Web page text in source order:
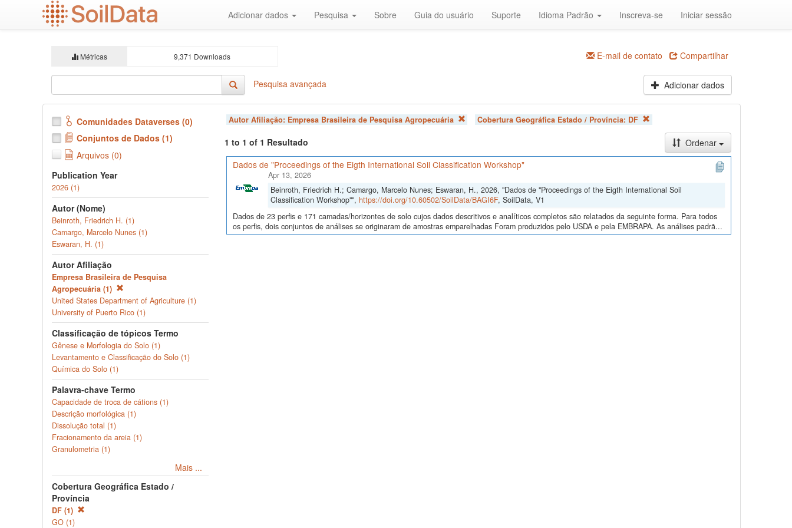
Adicionar dados Pesquisa Sobre Guia do usuário Suporte Idioma Padrão Inscreva-se Iniciar sessão
Métricas 9,371 Downloads E-mail de contato Compartilhar
Pesquisa avançada Adicionar dados
Comunidades Dataverses (0)
Conjuntos de Dados (1)
Arquivos (0)
Publication Year
2026 (1)
Autor (Nome)
Beinroth, Friedrich H. (1)
Camargo, Marcelo Nunes (1)
Eswaran, H. (1)
Autor Afiliação
Empresa Brasileira de Pesquisa
Agropecuária (1)
United States Department of Agriculture (1)
University of Puerto Rico (1)
Classificação de tópicos Termo
Gênese e Morfologia do Solo (1)
Levantamento e Classificação do Solo (1)
Química do Solo (1)
Palavra-chave Termo
Capacidade de troca de cátions (1)
Descrição morfológica (1)
Dissolução total (1)
Fracionamento da areia (1)
Granulometria (1)
Mais ...
Cobertura Geográfica Estado /
Província
DF (1)
GO (1)
Autor Afiliação: Empresa Brasileira de Pesquisa Agropecuária Cobertura Geográfica Estado / Província: DF
1 to 1 of 1 Resultado
Ordenar
Dados de "Proceedings of the Eigth International Soil Classification Workshop"
Apr 13, 2026
Beinroth, Friedrich H.; Camargo, Marcelo Nunes; Eswaran, H., 2026, "Dados de "Proceedings of the Eigth International Soil
Classification Workshop"", https://doi.org/10.60502/SoilData/BAGI6F, SoilData, V1
Dados de 23 perfis e 171 camadas/horizontes de solo cujos dados descritivos e analíticos completos são relatados da seguinte forma. Para todos
os perfis, dois conjuntos de análises se originaram de amostras emparelhadas Foram produzidos pelo USDA e pela EMBRAPA. As análises padrã...